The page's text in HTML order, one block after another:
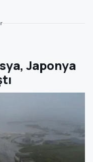
Japonya